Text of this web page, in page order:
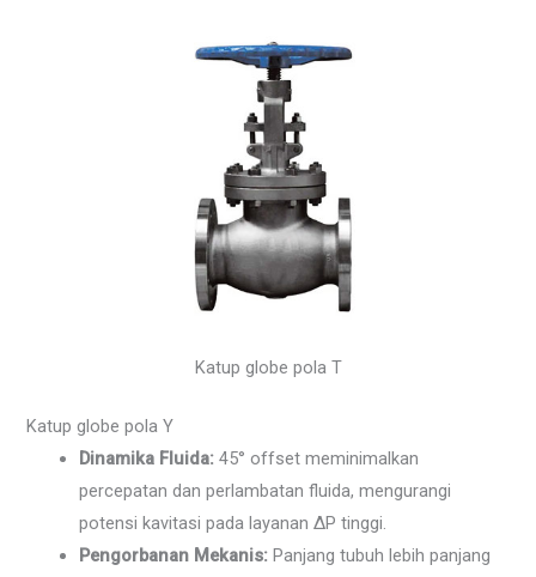
Katup globe pola T
Katup globe pola Y
Dinamika Fluida: 45° offset meminimalkan
percepatan dan perlambatan fluida, mengurangi
potensi kavitasi pada layanan ΔP tinggi.
Pengorbanan Mekanis: Panjang tubuh lebih panjang